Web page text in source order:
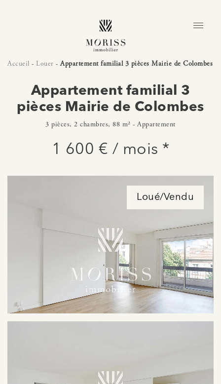
Accueil - Louer -Appartement familial 3 pièces Mairie de Colombes
Appartement familial 3
pièces Mairie de Colombes
3 pièces, 2 chambres, 88 m² - Appartement
1 600 € / mois *
Loué/Vendu